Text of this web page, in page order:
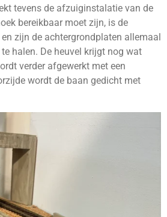
tevens de afzuiginstalatie van de
bereikbaar moet zijn, is de
zijn de achtergrondplaten allemaal
halen. De heuvel krijgt nog wat
verder afgewerkt met een
wordt de baan gedicht met